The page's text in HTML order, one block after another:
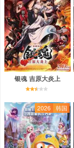
银魂 吉原大炎上
2026 韩国